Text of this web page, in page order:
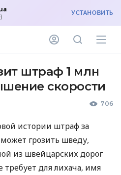
УСТАНОВИТЬ
штраф 1 млн
скорости
706
истории штраф за
грозить шведу,
из швейцарских дорог
для лихача, имя